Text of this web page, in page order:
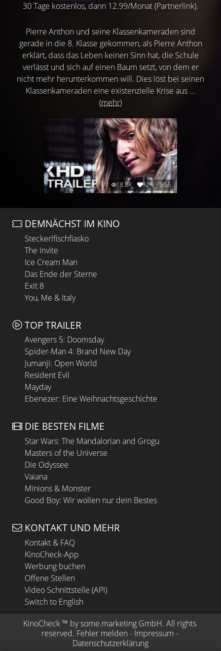
30 Tage kostenlos, dann 12.99/Monat (Partnerlink).
Pierre Anthon und seine Klassenkameraden sind
gerade in die 8. Klasse gekommen, als Pierre Anthon
erklärt, dass das Leben keinen Sinn hat, die Schule
verlässt und sich auf einen Baum setzt, von dem er
nicht mehr herunterkommen will. Dies löst bei seinen
Klassenkameraden eine existenzielle Krise aus ...
(mehr)
18.8K 92% 1:55
DEMNÄCHST IM KINO
Steckerlfischfiasko
The Invite
Ice Cream Man
Das Ende der Sterne
Exit 8
You, Me & Italy
TOP TRAILER
Avengers 5: Doomsday
Spider-Man 4: Brand New Day
Jumanji: Open World
Resident Evil
Mayday
Ebenezer: Eine Weihnachtsgeschichte
DIE BESTEN FILME
Star Wars: The Mandalorian and Grogu
Masters of the Universe
Die Odyssee
Vaiana
Minions & Monster
Good Boy: Wir wollen nur dein Bestes
KONTAKT UND MEHR
Kontakt & FAQ
KinoCheck-App
Werbung buchen
Offene Stellen
Video Schnittstelle (API)
Switch to English
KinoCheck ™ by some.marketing GmbH. All rights
reserved. Fehler melden - Impressum -
Datenschutzerklärung